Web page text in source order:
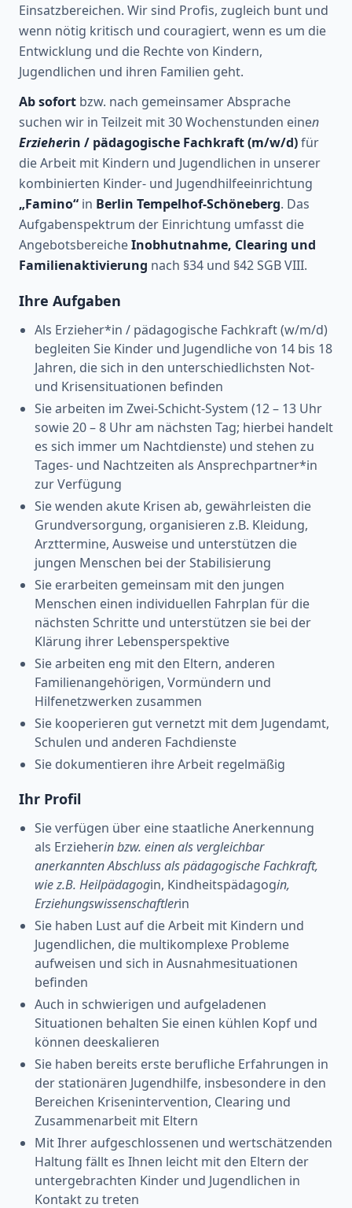
Einsatzbereichen. Wir sind Profis, zugleich bunt und
wenn nötig kritisch und couragiert, wenn es um die
Entwicklung und die Rechte von Kindern,
Jugendlichen und ihren Familien geht.
Ab sofort bzw. nach gemeinsamer Absprache
suchen wir in Teilzeit mit 30 Wochenstunden einen
Erzieherin / pädagogische Fachkraft (m/w/d)für
die Arbeit mit Kindern und Jugendlichen in unserer
kombinierten Kinder- und Jugendhilfeeinrichtung
„Famino“ in Berlin Tempelhof-Schöneberg. Das
Aufgabenspektrum der Einrichtung umfasst die
AngebotsbereicheInobhutnahme, Clearing und
Familienaktivierung nach §34 und §42 SGB VIII.
Ihre Aufgaben
Als Erzieher*in / pädagogische Fachkraft (w/m/d)
begleiten Sie Kinder und Jugendliche von 14 bis 18
Jahren, die sich in den unterschiedlichsten Not-
und Krisensituationen befinden
Sie arbeiten im Zwei-Schicht-System (12 – 13 Uhr
sowie 20 – 8 Uhr am nächsten Tag; hierbei handelt
es sich immer um Nachtdienste) und stehen zu
Tages- und Nachtzeiten als Ansprechpartner*in
zur Verfügung
Sie wenden akute Krisen ab, gewährleisten die
Grundversorgung, organisieren z.B. Kleidung,
Arzttermine, Ausweise und unterstützen die
jungen Menschen bei der Stabilisierung
Sie erarbeiten gemeinsam mit den jungen
Menschen einen individuellen Fahrplan für die
nächsten Schritte und unterstützen sie bei der
Klärung ihrer Lebensperspektive
Sie arbeiten eng mit den Eltern, anderen
Familienangehörigen, Vormündern und
Hilfenetzwerken zusammen
Sie kooperieren gut vernetzt mit dem Jugendamt,
Schulen und anderen Fachdienste
Sie dokumentieren ihre Arbeit regelmäßig
Ihr Profil
Sie verfügen über eine staatliche Anerkennung
als Erzieherin bzw. einen als vergleichbar
anerkannten Abschluss als pädagogische Fachkraft,
wie z.B. Heilpädagogin, Kindheitspädagogin,
Erziehungswissenschaftlerin
Sie haben Lust auf die Arbeit mit Kindern und
Jugendlichen, die multikomplexe Probleme
aufweisen und sich in Ausnahmesituationen
befinden
Auch in schwierigen und aufgeladenen
Situationen behalten Sie einen kühlen Kopf und
können deeskalieren
Sie haben bereits erste berufliche Erfahrungen in
der stationären Jugendhilfe, insbesondere in den
Bereichen Krisenintervention, Clearing und
Zusammenarbeit mit Eltern
Mit Ihrer aufgeschlossenen und wertschätzenden
Haltung fällt es Ihnen leicht mit den Eltern der
untergebrachten Kinder und Jugendlichen in
Kontakt zu treten